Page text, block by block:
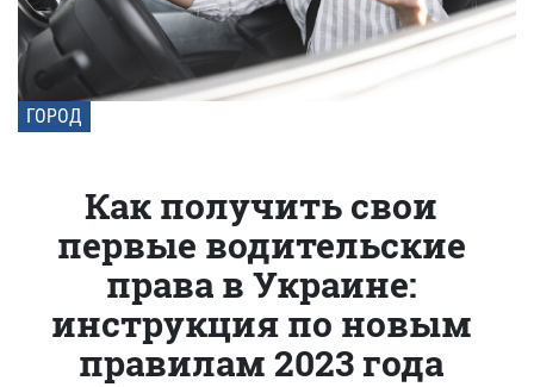
ГОРОД
Как получить свои
первые водительские
права в Украине:
инструкция по новым
правилам 2023 года